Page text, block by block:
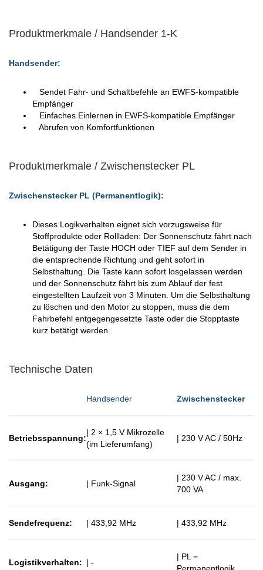
Produktmerkmale / Handsender 1-K
Handsender:
Sendet Fahr- und Schaltbefehle an EWFS-kompatible
Empfänger
Einfaches Einlernen in EWFS-kompatible Empfänger
Abrufen von Komfortfunktionen
Produktmerkmale / Zwischenstecker PL
Zwischenstecker PL (Permanentlogik):
Dieses Logikverhalten eignet sich vorzugsweise für
Stoffprodukte oder Rollläden: Der Sonnenschutz fährt nach
Betätigung der Taste HOCH oder TIEF auf dem Sender in
die entsprechende Richtung und geht sofort in
Selbsthaltung. Die Taste kann sofort losgelassen werden
und der Sonnenschutz fährt bis zum Ablauf der fest
eingestellten Laufzeit von 3 Minuten. Um die Selbsthaltung
zu löschen und den Motor zu stoppen, muss die dem
Fahrbefehl entgegengesetzte Taste oder die Stopptaste
kurz betätigt werden.
Technische Daten
Handsender Zwischenstecker
Betriebsspannung:
| 2 × 1,5 V Mikrozelle
(im Lieferumfang)
| 230 V AC / 50Hz
Ausgang: | Funk-Signal
| 230 V AC / max.
700 VA
Sendefrequenz: | 433,92 MHz | 433,92 MHz
Logistikverhalten: | -
| PL =
Permanentlogik